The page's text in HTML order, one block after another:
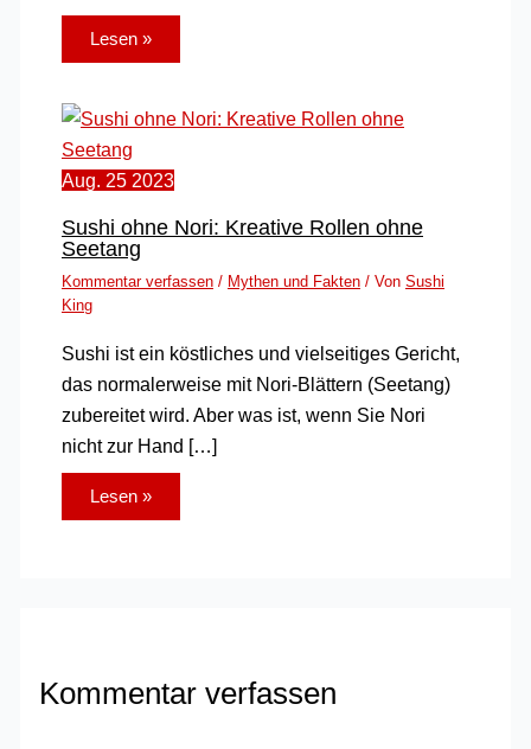
Lesen »
Aug. 25 2023
Sushi ohne Nori: Kreative Rollen ohne
Seetang
Kommentar verfassen / Mythen und Fakten/ Von Sushi
King
Sushi ist ein köstliches und vielseitiges Gericht,
das normalerweise mit Nori-Blättern (Seetang)
zubereitet wird. Aber was ist, wenn Sie Nori
nicht zur Hand […]
Lesen »
Kommentar verfassen